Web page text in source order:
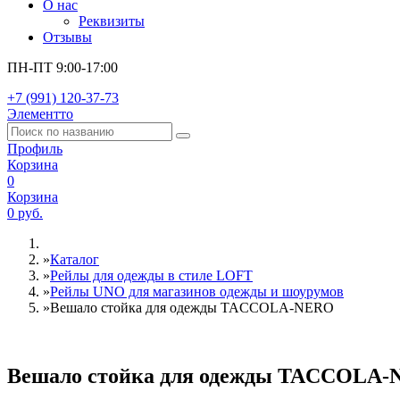
О нас
Реквизиты
Отзывы
ПН-ПТ 9:00-17:00
+7 (991) 120-37-73
Элементто
Профиль
Корзина
0
Корзина
0 руб.
»Каталог
»Рейлы для одежды в стиле LOFT
»Рейлы UNO для магазинов одежды и шоурумов
»Вешало стойка для одежды TACCOLA-NERO
Вешало стойка для одежды TACCOLA-